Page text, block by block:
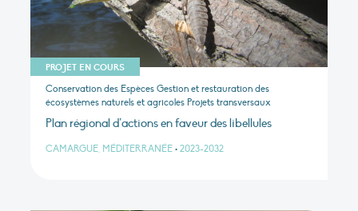
PROJET EN COURS
Conservation des Espèces Gestion et restauration des
écosystèmes naturels et agricoles Projets transversaux
Plan régional d’actions en faveur des libellules
CAMARGUE, MÉDITERRANÉE • 2023-2032